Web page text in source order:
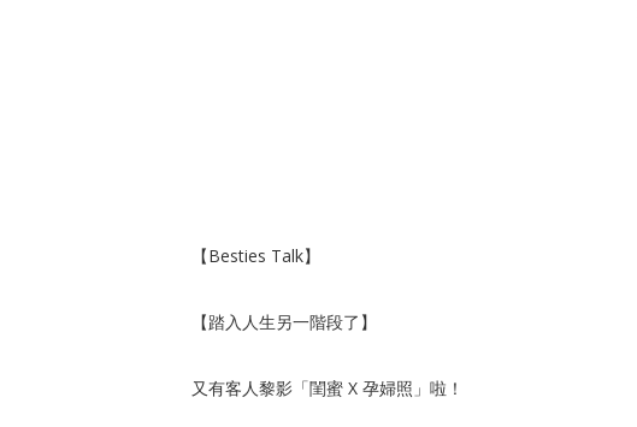
【Besties Talk】
【踏入人生另一階段了】
又有客人黎影「閨蜜 X 孕婦照」啦！